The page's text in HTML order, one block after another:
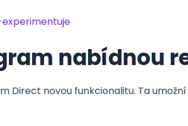
nabídnou
Direct novou funkcionalitu. Ta